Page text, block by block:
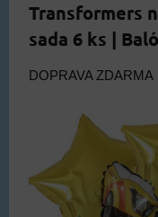
Transformers
sada 6 ks |
DOPRAVA ZDARMA